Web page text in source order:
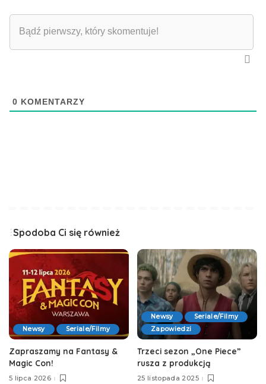
0 KOMENTARZY
Spodoba Ci się również
Newsy Seriale/Filmy
Zapraszamy na Fantasy &
Magic Con!
5 lipca 2026
Newsy
Seriale/Filmy
Zapowiedzi
Trzeci sezon „One Piece”
rusza z produkcją
25 listopada 2025